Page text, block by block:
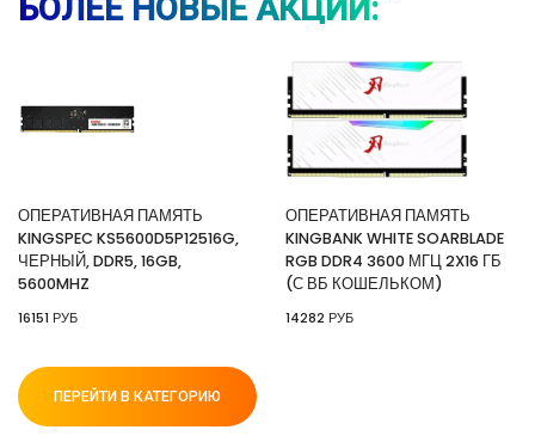
БОЛЕЕ НОВЫЕ АКЦИИ:
ОПЕРАТИВНАЯ ПАМЯТЬ
KINGSPEC KS5600D5P12516G,
ЧЕРНЫЙ, DDR5, 16GB,
5600MHZ
16151 РУБ
ОПЕРАТИВНАЯ ПАМЯТЬ
KINGBANK WHITE SOARBLADE
RGB DDR4 3600 МГЦ 2X16 ГБ
(С ВБ КОШЕЛЬКОМ)
14282 РУБ
ПЕРЕЙТИ В КАТЕГОРИЮ